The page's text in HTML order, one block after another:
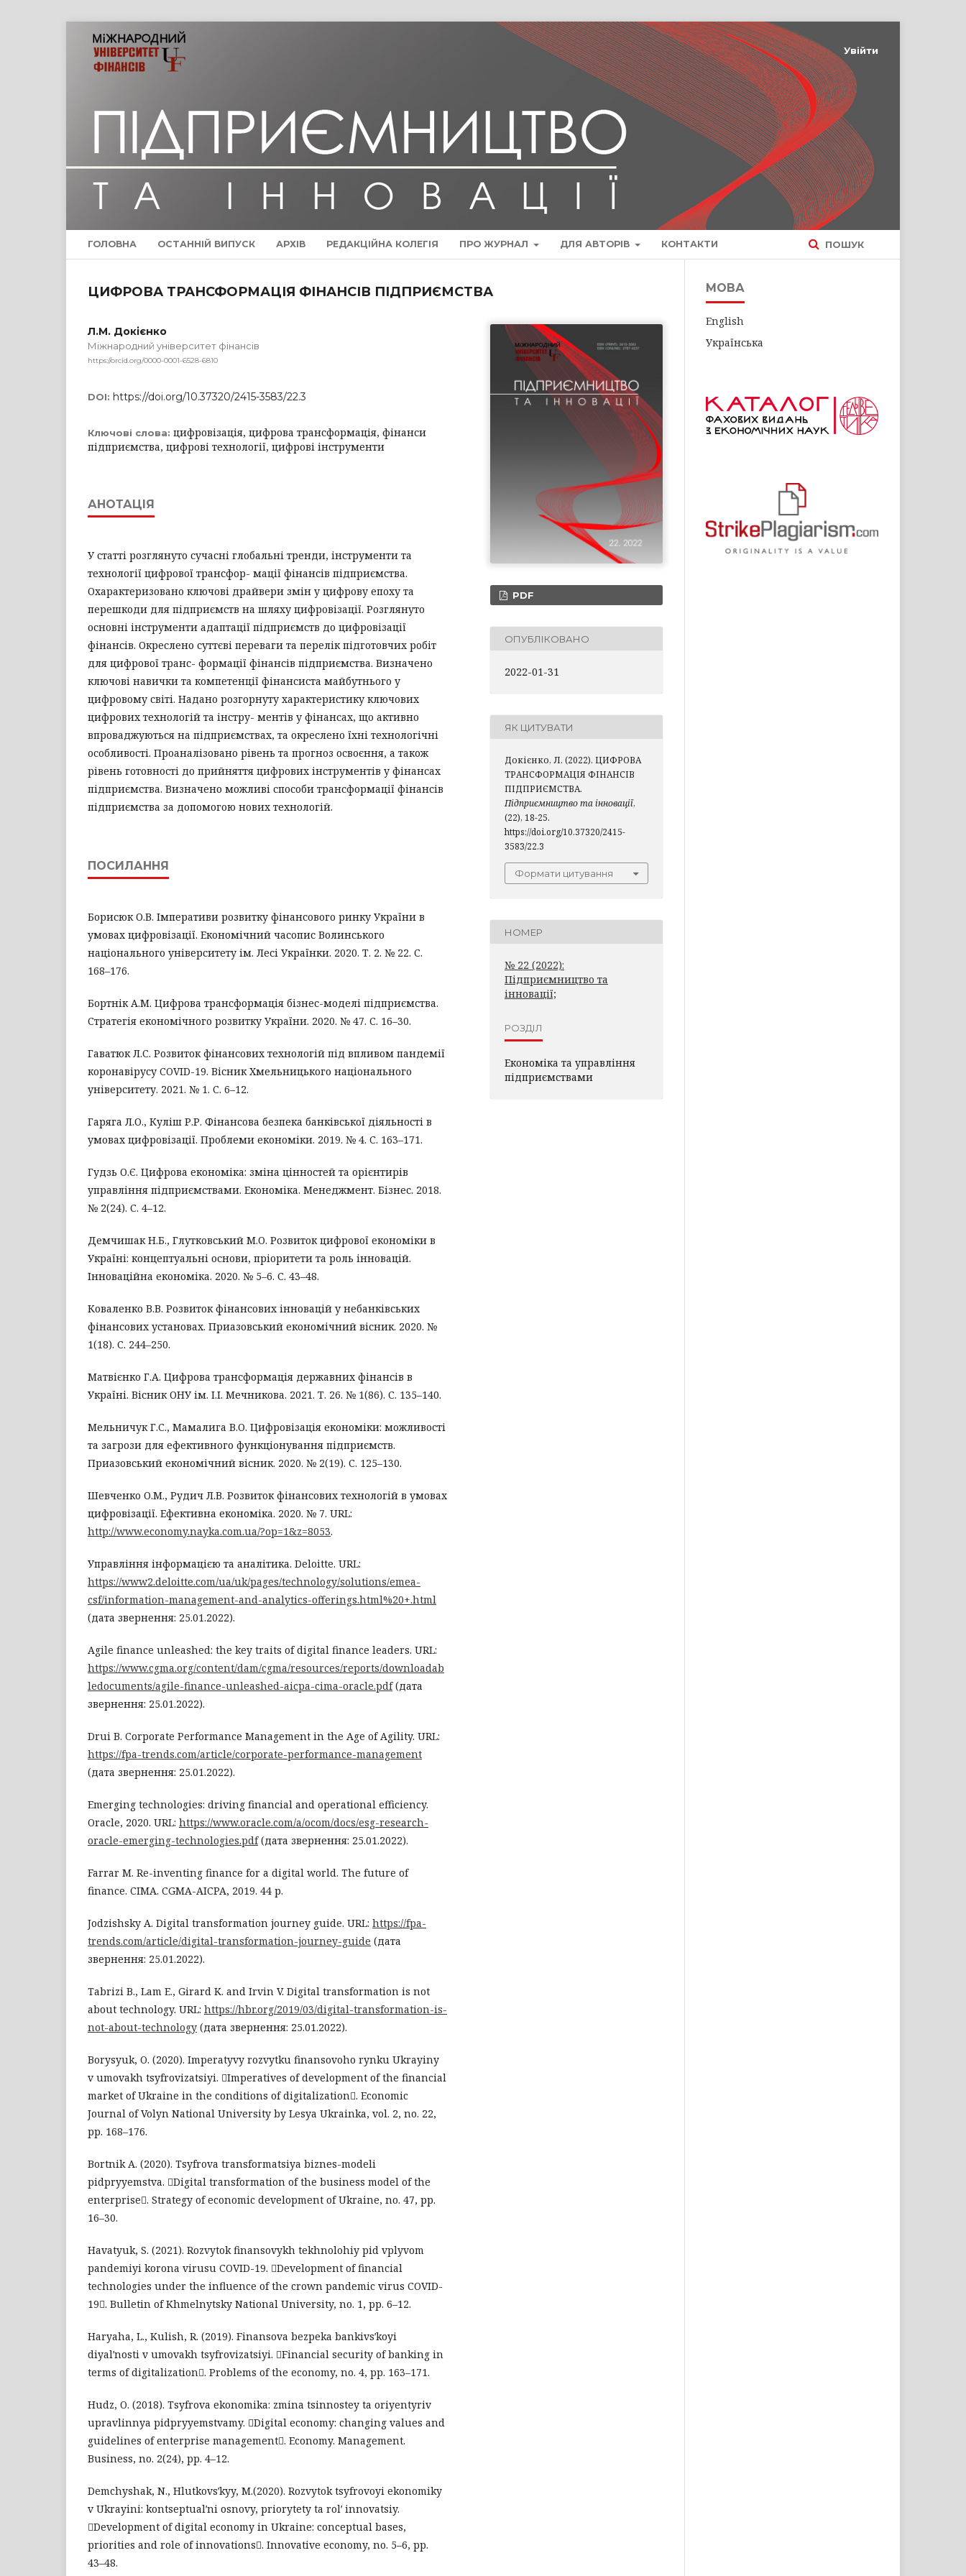
ГОЛОВНА ОСТАННІЙ ВИПУСК АРХІВ РЕДАКЦІЙНА КОЛЕГІЯ ПРО ЖУРНАЛ ДЛЯ АВТОРІВ КОНТАКТИ ПОШУК
Увійти
ЦИФРОВА ТРАНСФОРМАЦІЯ ФІНАНСІВ ПІДПРИЄМСТВА
Л.М. Докієнко
Міжнародний університет фінансів
https://orcid.org/0000-0001-6528-6810
DOI: https://doi.org/10.37320/2415-3583/22.3
Ключові слова: цифровізація, цифрова трансформація, фінанси
підприємства, цифрові технології, цифрові інструменти
АНОТАЦІЯ
У статті розглянуто сучасні глобальні тренди, інструменти та
технології цифрової трансфор- мації фінансів підприємства.
Охарактеризовано ключові драйвери змін у цифрову епоху та
перешкоди для підприємств на шляху цифровізації. Розглянуто
основні інструменти адаптації підприємств до цифровізації
фінансів. Окреслено суттєві переваги та перелік підготовчих робіт
для цифрової транс- формації фінансів підприємства. Визначено
ключові навички та компетенції фінансиста майбутнього у
цифровому світі. Надано розгорнуту характеристику ключових
цифрових технологій та інстру- ментів у фінансах, що активно
впроваджуються на підприємствах, та окреслено їхні технологічні
особливості. Проаналізовано рівень та прогноз освоєння, а також
рівень готовності до прийняття цифрових інструментів у фінансах
підприємства. Визначено можливі способи трансформації фінансів
підприємства за допомогою нових технологій.
ПОСИЛАННЯ
Борисюк О.В. Імперативи розвитку фінансового ринку України в
умовах цифровізації. Економічний часопис Волинського
національного університету ім. Лесі Українки. 2020. Т. 2. № 22. С.
168–176.
Бортнік А.М. Цифрова трансформація бізнес-моделі підприємства.
Стратегія економічного розвитку України. 2020. № 47. С. 16–30.
Гаватюк Л.С. Розвиток фінансових технологій під впливом пандемії
коронавірусу COVID-19. Вісник Хмельницького національного
університету. 2021. № 1. С. 6–12.
Гаряга Л.О., Куліш Р.Р. Фінансова безпека банківської діяльності в
умовах цифровізації. Проблеми економіки. 2019. № 4. C. 163–171.
Гудзь О.Є. Цифрова економіка: зміна цінностей та орієнтирів
управління підприємствами. Економіка. Менеджмент. Бізнес. 2018.
№ 2(24). С. 4–12.
Демчишак Н.Б., Глутковський М.О. Розвиток цифрової економіки в
Україні: концептуальні основи, пріоритети та роль інновацій.
Інноваційна економіка. 2020. № 5–6. С. 43–48.
Коваленко В.В. Розвиток фінансових інновацій у небанківських
фінансових установах. Приазовський економічний вісник. 2020. №
1(18). С. 244–250.
Матвієнко Г.А. Цифрова трансформація державних фінансів в
Україні. Вісник ОНУ ім. І.І. Мечникова. 2021. Т. 26. № 1(86). С. 135–140.
Мельничук Г.С., Мамалига В.О. Цифровізація економіки: можливості
та загрози для ефективного функціонування підприємств.
Приазовський економічний вісник. 2020. № 2(19). С. 125–130.
Шевченко О.М., Рудич Л.В. Розвиток фінансових технологій в умовах
цифровізації. Ефективна економіка. 2020. № 7. URL:
http://www.economy.nayka.com.ua/?op=1&z=8053.
Управління інформацією та аналітика. Deloitte. URL:
https://www2.deloitte.com/ua/uk/pages/technology/solutions/emea-
csf/information-management-and-analytics-offerings.html%20+.html
(дата звернення: 25.01.2022).
Agile finance unleashed: the key traits of digital finance leaders. URL:
https://www.cgma.org/content/dam/cgma/resources/reports/downloadab
ledocuments/agile-finance-unleashed-aicpa-cima-oracle.pdf(дата
звернення: 25.01.2022).
Drui B. Corporate Performance Management in the Age of Agility. URL:
https://fpa-trends.com/article/corporate-performance-management
(дата звернення: 25.01.2022).
Emerging technologies: driving financial and operational efficiency.
Oracle, 2020. URL: https://www.oracle.com/a/ocom/docs/esg-research-
oracle-emerging-technologies.pdf(дата звернення: 25.01.2022).
Farrar M. Re-inventing finance for a digital world. The future of
finance. CIMA. CGMA-AICPA, 2019. 44 р.
Jodzishsky A. Digital transformation journey guide. URL: https://fpa-
trends.com/article/digital-transformation-journey-guide (дата
звернення: 25.01.2022).
Tabrizi B., Lam E., Girard K. and Irvin V. Digital transformation is not
about technology. URL: https://hbr.org/2019/03/digital-transformation-is-
not-about-technology (дата звернення: 25.01.2022).
Borysyuk, O. (2020). Imperatyvy rozvytku finansovoho rynku Ukrayiny
v umovakh tsyfrovizatsiyi. Imperatives of development of the financial
market of Ukraine in the conditions of digitalization. Economic
Journal of Volyn National University by Lesya Ukrainka, vol. 2, no. 22,
pp. 168–176.
Bortnik A. (2020). Tsyfrova transformatsiya biznes-modeli
pidpryyemstva. Digital transformation of the business model of the
enterprise. Strategy of economic development of Ukraine, no. 47, рр.
16–30.
Havatyuk, S. (2021). Rozvytok finansovykh tekhnolohiy pid vplyvom
pandemiyi korona virusu COVID-19. Development of financial
technologies under the influence of the crown pandemic virus COVID-
19. Bulletin of Khmelnytsky National University, no. 1, pp. 6–12.
Haryaha, L., Kulish, R. (2019). Finansova bezpeka bankivsʹkoyi
diyalʹnosti v umovakh tsyfrovizatsiyi. Financial security of banking in
terms of digitalization. Problems of the economy, no. 4, pp. 163–171.
Hudz, O. (2018). Tsyfrova ekonomika: zmina tsinnostey ta oriyentyriv
upravlinnya pidpryyemstvamy. Digital economy: changing values and
guidelines of enterprise management. Economy. Management.
Business, no. 2(24), pp. 4–12.
Demchyshak, N., Hlutkovsʹkyy, M.(2020). Rozvytok tsyfrovoyi ekonomiky
v Ukrayini: kontseptualʹni osnovy, priorytety ta rolʹ innovatsiy.
Development of digital economy in Ukraine: conceptual bases,
priorities and role of innovations. Innovative economy, no. 5–6, pp.
43–48.
PDF
ОПУБЛІКОВАНО
2022-01-31
ЯК ЦИТУВАТИ
Докієнко, Л. (2022). ЦИФРОВА
ТРАНСФОРМАЦІЯ ФІНАНСІВ
ПІДПРИЄМСТВА.
Підприємництво та інновації,
(22), 18-25.
https://doi.org/10.37320/2415-
3583/22.3
Формати цитування
НОМЕР
№ 22 (2022):
Підприємництво та
інновації;
РОЗДІЛ
Економіка та управління
підприємствами
МОВА
English
Українська